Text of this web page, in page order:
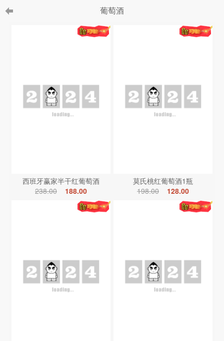
葡萄酒
西班牙赢家半干红葡萄酒
238.00
188.00
莫氏桃红葡萄酒1瓶
198.00
128.00